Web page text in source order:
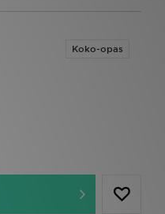
Koko-opas